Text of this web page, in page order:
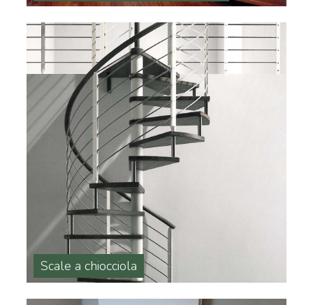
Scale a chiocciola